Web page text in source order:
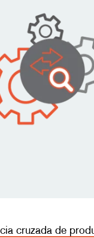
cruzada de